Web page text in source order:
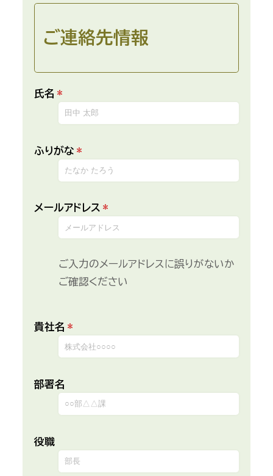
ご連絡先情報
氏名 *
ふりがな *
メールアドレス *
ご入力のメールアドレスに誤りがないか
ご確認ください
貴社名 *
部署名
役職